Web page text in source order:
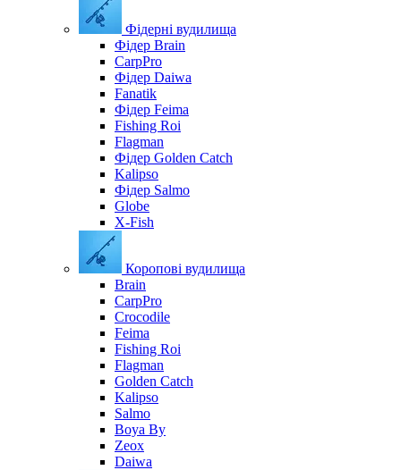
Фідерні вудилища
Фідер Brain
CarpPro
Фідер Daiwa
Fanatik
Фідер Feima
Fishing Roi
Flagman
Фідер Golden Catch
Kalipso
Фідер Salmo
Globe
X-Fish
Коропові вудилища
Brain
CarpPro
Crocodile
Feima
Fishing Roi
Flagman
Golden Catch
Kalipso
Salmo
Boya By
Zeox
Daiwa